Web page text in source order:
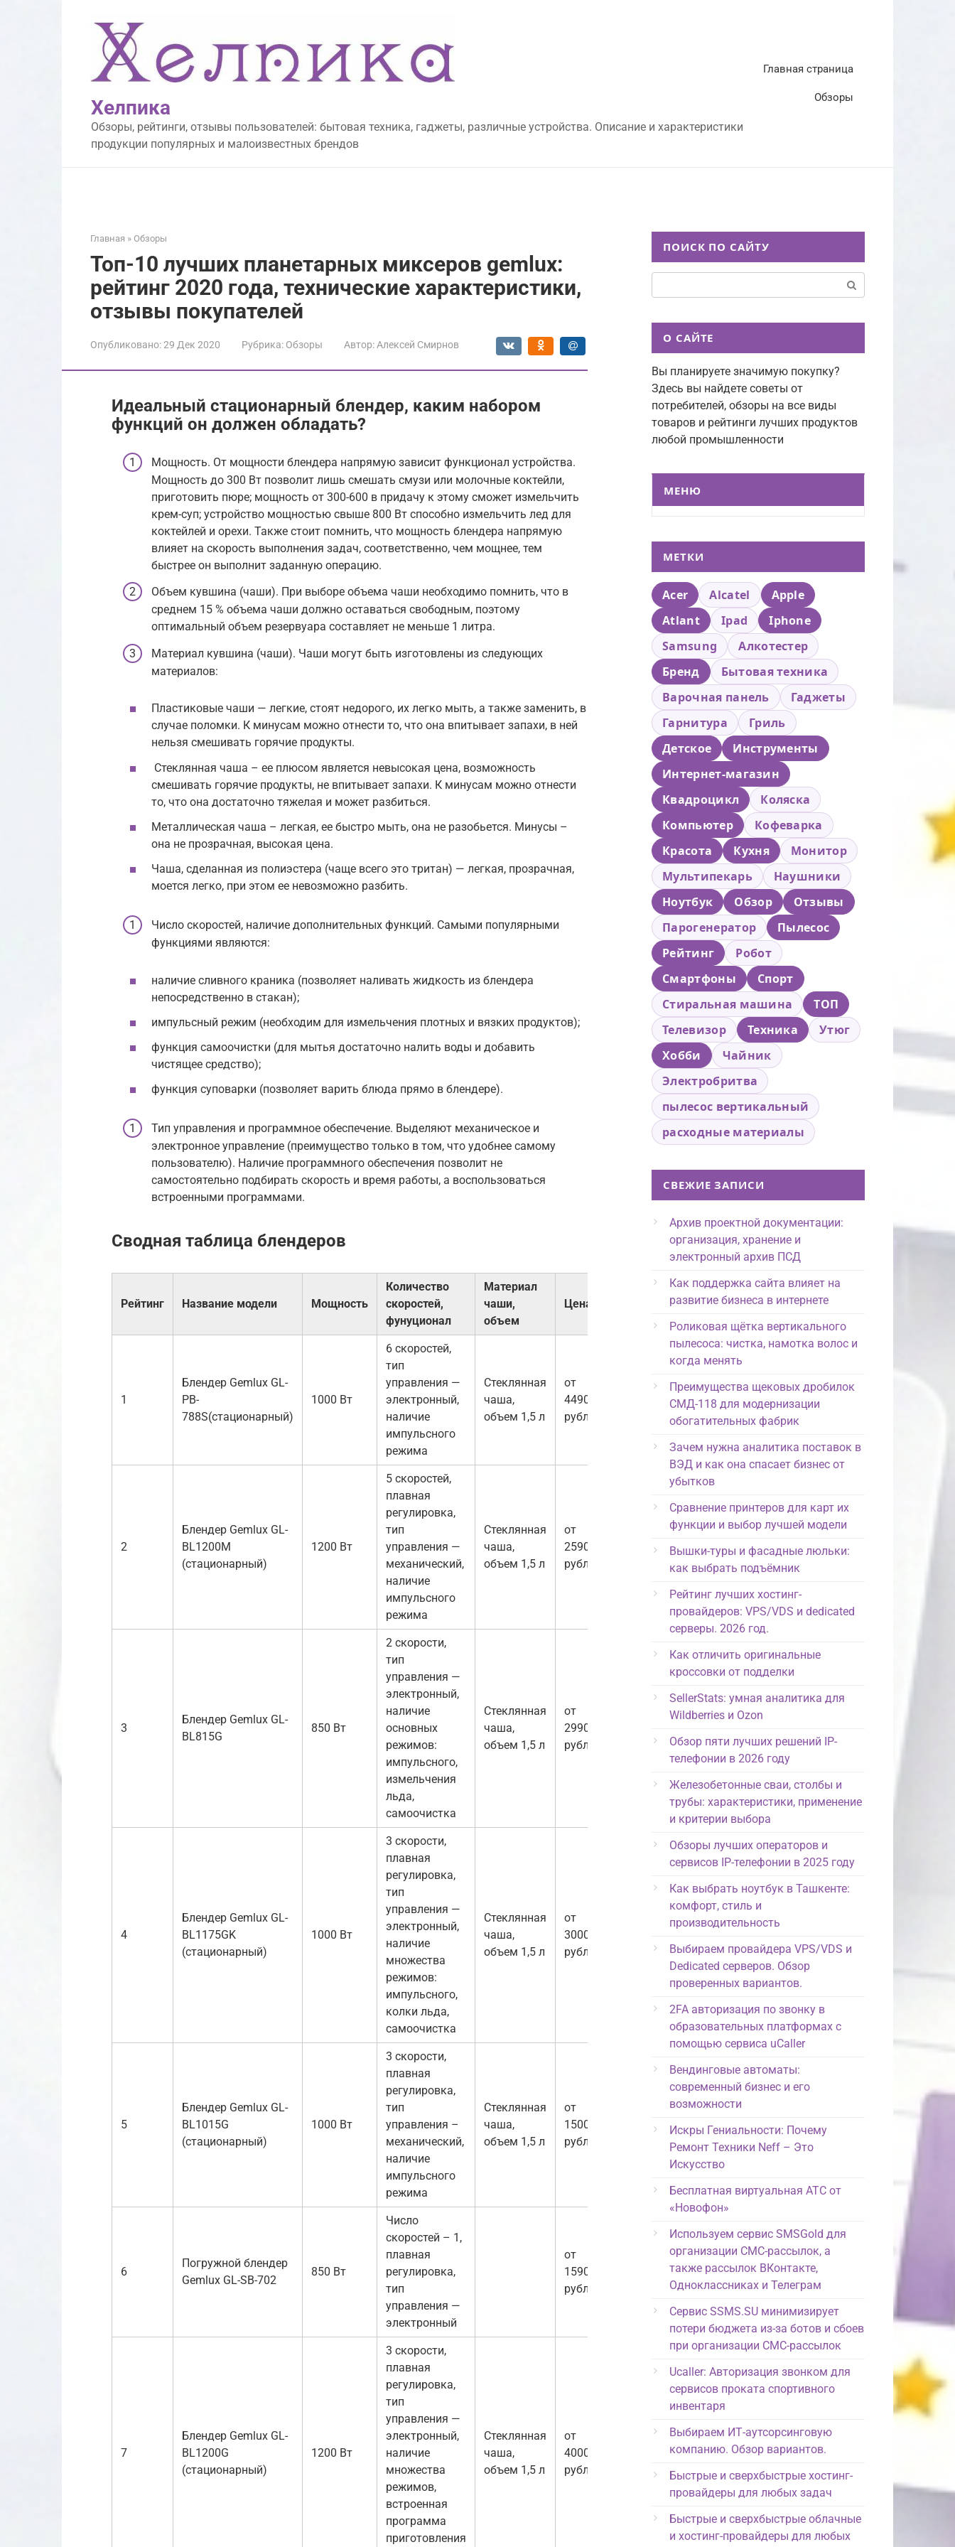
Хелпика
Обзоры, рейтинги, отзывы пользователей: бытовая техника, гаджеты, различные устройства. Описание и характеристики
продукции популярных и малоизвестных брендов
Главная страница
Обзоры
Главная » Обзоры
Топ-10 лучших планетарных миксеров gemlux:
рейтинг 2020 года, технические характеристики,
отзывы покупателей
Опубликовано:29 Дек 2020 Рубрика: Обзоры Автор: Алексей Смирнов
Идеальный стационарный блендер, каким набором
функций он должен обладать?
Мощность. От мощности блендера напрямую зависит функционал устройства.
Мощность до 300 Вт позволит лишь смешать смузи или молочные коктейли,
приготовить пюре; мощность от 300-600 в придачу к этому сможет измельчить
крем-суп; устройство мощностью свыше 800 Вт способно измельчить лед для
коктейлей и орехи. Также стоит помнить, что мощность блендера напрямую
влияет на скорость выполнения задач, соответственно, чем мощнее, тем
быстрее он выполнит заданную операцию.
Объем кувшина (чаши). При выборе объема чаши необходимо помнить, что в
среднем 15 % объема чаши должно оставаться свободным, поэтому
оптимальный объем резервуара составляет не меньше 1 литра.
Материал кувшина (чаши). Чаши могут быть изготовлены из следующих
материалов:
Пластиковые чаши — легкие, стоят недорого, их легко мыть, а также заменить, в
случае поломки. К минусам можно отнести то, что она впитывает запахи, в ней
нельзя смешивать горячие продукты.
Стеклянная чаша – ее плюсом является невысокая цена, возможность
смешивать горячие продукты, не впитывает запахи. К минусам можно отнести
то, что она достаточно тяжелая и может разбиться.
Металлическая чаша – легкая, ее быстро мыть, она не разобьется. Минусы –
она не прозрачная, высокая цена.
Чаша, сделанная из полиэстера (чаще всего это тритан) — легкая, прозрачная,
моется легко, при этом ее невозможно разбить.
Число скоростей, наличие дополнительных функций. Самыми популярными
функциями являются:
наличие сливного краника (позволяет наливать жидкость из блендера
непосредственно в стакан);
импульсный режим (необходим для измельчения плотных и вязких продуктов);
функция самоочистки (для мытья достаточно налить воды и добавить
чистящее средство);
функция суповарки (позволяет варить блюда прямо в блендере).
Тип управления и программное обеспечение. Выделяют механическое и
электронное управление (преимущество только в том, что удобнее самому
пользователю). Наличие программного обеспечения позволит не
самостоятельно подбирать скорость и время работы, а воспользоваться
встроенными программами.
Сводная таблица блендеров
Рейтинг Название модели Мощность
Количество
скоростей,
фунуционал
Материал
чаши,
объем
Цена
1
Блендер Gemlux GL-
PB-
788S(стационарный)
1000 Вт
6 скоростей,
тип
управления —
электронный,
наличие
импульсного
режима
Стеклянная
чаша,
объем 1,5 л
от
4490
рублей
2
Блендер Gemlux GL-
BL1200M
(стационарный)
1200 Вт
5 скоростей,
плавная
регулировка,
тип
управления —
механический,
наличие
импульсного
режима
Стеклянная
чаша,
объем 1,5 л
от
2590
рублей
3
Блендер Gemlux GL-
BL815G
850 Вт
2 скорости,
тип
управления —
электронный,
наличие
основных
режимов:
импульсного,
измельчения
льда,
самоочистка
Стеклянная
чаша,
объем 1,5 л
от
2990
рублей
4
Блендер Gemlux GL-
BL1175GK
(стационарный)
1000 Вт
3 скорости,
плавная
регулировка,
тип
управления —
электронный,
наличие
множества
режимов:
импульсного,
колки льда,
самоочистка
Стеклянная
чаша,
объем 1,5 л
от
3000
рублей
5
Блендер Gemlux GL-
BL1015G
(стационарный)
1000 Вт
3 скорости,
плавная
регулировка,
тип
управления –
механический,
наличие
импульсного
режима
Стеклянная
чаша,
объем 1,5 л
от
1500
рублей
6
Погружной блендер
Gemlux GL-SB-702
850 Вт
Число
скоростей – 1,
плавная
регулировка,
тип
управления —
электронный
от
1590
рублей
7
Блендер Gemlux GL-
BL1200G
(стационарный)
1200 Вт
3 скорости,
плавная
регулировка,
тип
управления —
электронный,
наличие
множества
режимов,
встроенная
программа
приготовления
Стеклянная
чаша,
объем 1,5 л
от
4000
рублей
ПОИСК ПО САЙТУ
О САЙТЕ
Вы планируете значимую покупку?
Здесь вы найдете советы от
потребителей, обзоры на все виды
товаров и рейтинги лучших продуктов
любой промышленности
МЕНЮ
МЕТКИ
Acer Alcatel
Apple
Atlant
Ipad
Iphone
Samsung
Алкотестер
Бренд
Бытовая техника
Варочная панель
Гаджеты
Гарнитура
Гриль
Детское
Инструменты
Интернет-магазин
Квадроцикл
Коляска
Компьютер
Кофеварка
Красота
Кухня
Монитор
Мультипекарь
Наушники
Ноутбук
Обзор
Отзывы
Парогенератор
Пылесос
Рейтинг
Робот
Смартфоны
Спорт
Стиральная машина
ТОП
Телевизор
Техника
Утюг
Хобби
Чайник
Электробритва
пылесос вертикальный
расходные материалы
СВЕЖИЕ ЗАПИСИ
Архив проектной документации:
организация, хранение и
электронный архив ПСД
Как поддержка сайта влияет на
развитие бизнеса в интернете
Роликовая щётка вертикального
пылесоса: чистка, намотка волос и
когда менять
Преимущества щековых дробилок
СМД-118 для модернизации
обогатительных фабрик
Зачем нужна аналитика поставок в
ВЭД и как она спасает бизнес от
убытков
Сравнение принтеров для карт их
функции и выбор лучшей модели
Вышки-туры и фасадные люльки:
как выбрать подъёмник
Рейтинг лучших хостинг-
провайдеров: VPS/VDS и dedicated
серверы. 2026 год.
Как отличить оригинальные
кроссовки от подделки
SellerStats: умная аналитика для
Wildberries и Ozon
Обзор пяти лучших решений IP-
телефонии в 2026 году
Железобетонные сваи, столбы и
трубы: характеристики, применение
и критерии выбора
Обзоры лучших операторов и
сервисов IP-телефонии в 2025 году
Как выбрать ноутбук в Ташкенте:
комфорт, стиль и
производительность
Выбираем провайдера VPS/VDS и
Dedicated серверов. Обзор
проверенных вариантов.
2FA авторизация по звонку в
образовательных платформах с
помощью сервиса uCaller
Вендинговые автоматы:
современный бизнес и его
возможности
Искры Гениальности: Почему
Ремонт Техники Neff – Это
Искусство
Бесплатная виртуальная АТС от
«Новофон»
Используем сервис SMSGold для
организации СМС-рассылок, а
также рассылок ВКонтакте,
Одноклассниках и Телеграм
Сервис SSMS.SU минимизирует
потери бюджета из-за ботов и сбоев
при организации СМС-рассылок
Ucaller: Авторизация звонком для
сервисов проката спортивного
инвентаря
Выбираем ИТ-аутсорсинговую
компанию. Обзор вариантов.
Быстрые и сверхбыстрые хостинг-
провайдеры для любых задач
Быстрые и сверхбыстрые облачные
и хостинг-провайдеры для любых